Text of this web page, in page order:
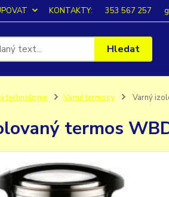
KONTAKTY: 353 567 257
Hledat
technologie Varné termosy Varný
termos